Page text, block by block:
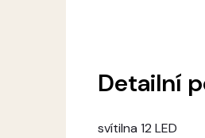
Detailní
svítilna 12 LED